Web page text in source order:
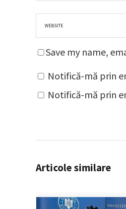
Save my name,
Notifică-mă prin
Notifică-mă prin
Articole similare